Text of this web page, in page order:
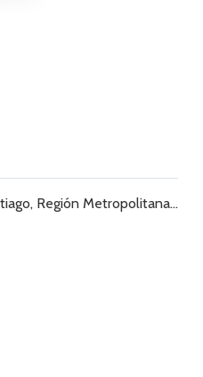
Región Metropolitana, Chile